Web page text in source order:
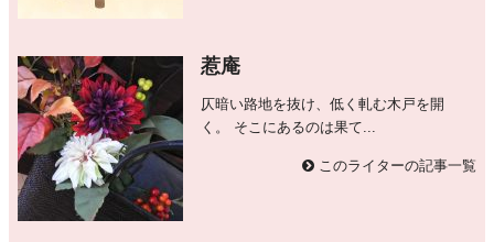
惹庵
仄暗い路地を抜け、低く軋む木戸を開
く。 そこにあるのは果て...
このライターの記事一覧